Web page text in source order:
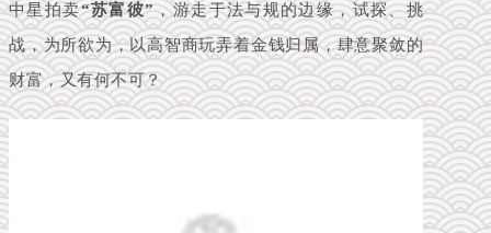
中星拍卖“苏富彼”，游走于法与规的边缘，试探、挑
战，为所欲为，以高智商玩弄着金钱归属，肆意聚敛的
财富，又有何不可？